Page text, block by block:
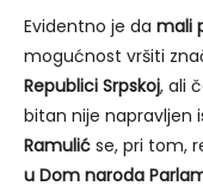
Evidentno je da mali
mogućnost vršiti
Republici Srpskoj, ali
bitan nije napravljen
Ramulić se, pri tom,
u Dom naroda